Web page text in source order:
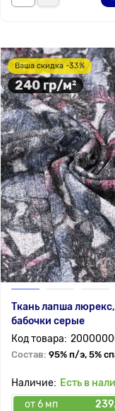
Ваша скидка -33%
240 гр/м²
Ткань лапша
бабочки серые
Состав: 95% п/э, 5%
Есть в
от 6 мп